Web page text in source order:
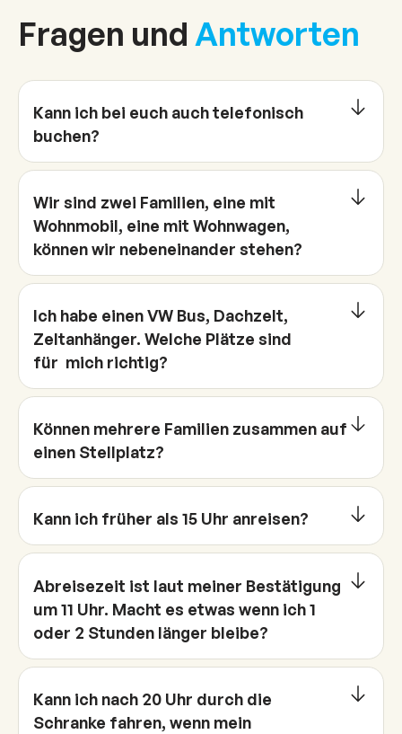
Fragen und Antworten
Kann ich bei euch auch telefonisch
buchen?
Wir sind zwei Familien, eine mit
Wohnmobil, eine mit Wohnwagen,
können wir nebeneinander stehen?
Ich habe einen VW Bus, Dachzelt,
Zeltanhänger. Welche Plätze sind
für mich richtig?
Können mehrere Familien zusammen auf
einen Stellplatz?
Kann ich früher als 15 Uhr anreisen?
Abreisezeit ist laut meiner Bestätigung
um 11 Uhr. Macht es etwas wenn ich 1
oder 2 Stunden länger bleibe?
Kann ich nach 20 Uhr durch die
Schranke fahren, wenn mein